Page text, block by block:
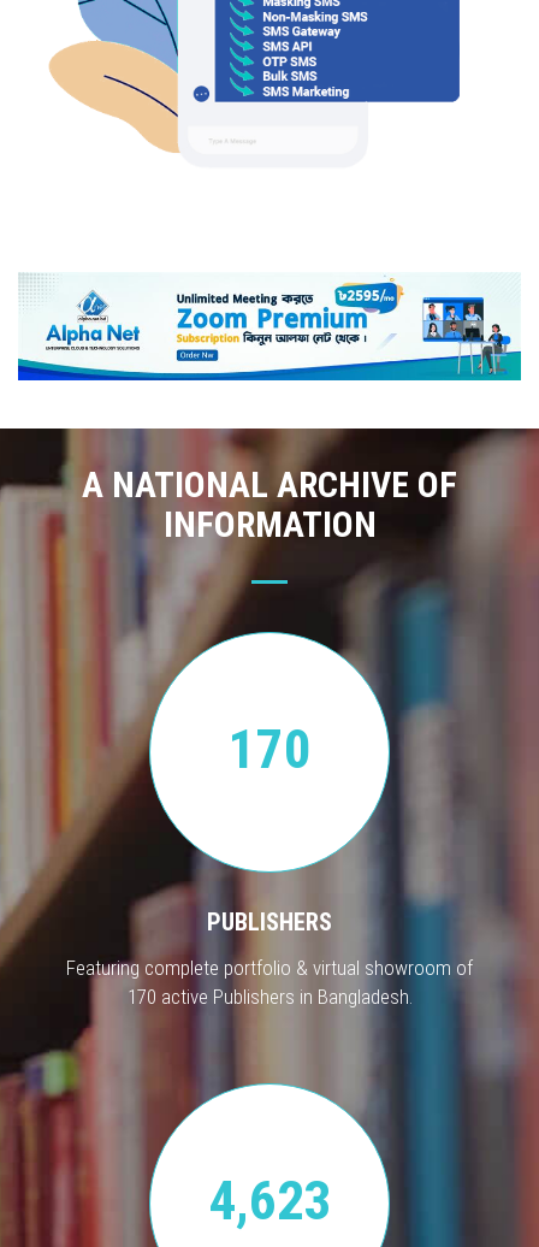
A NATIONAL ARCHIVE OF
INFORMATION
170
PUBLISHERS
Featuring complete portfolio & virtual showroom of
170 active Publishers in Bangladesh.
4,623